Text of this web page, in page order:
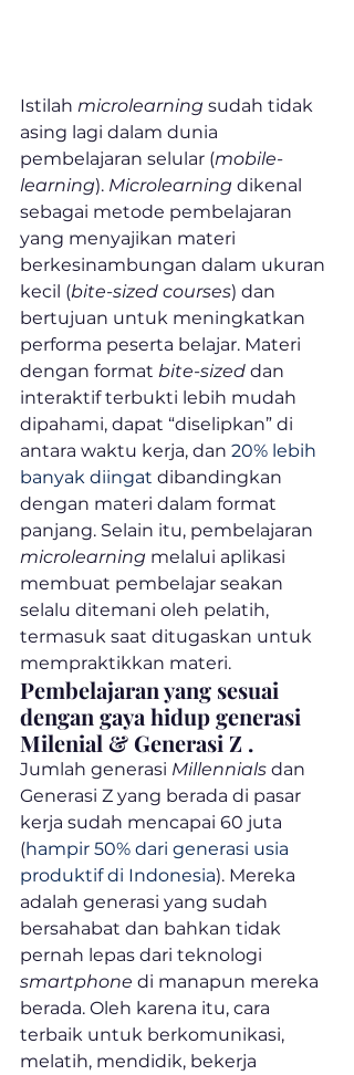
Istilah microlearning sudah tidak
asing lagi dalam dunia
pembelajaran selular (mobile-
learning). Microlearning dikenal
sebagai metode pembelajaran
yang menyajikan materi
berkesinambungan dalam ukuran
kecil (bite-sized courses) dan
bertujuan untuk meningkatkan
performa peserta belajar. Materi
dengan format bite-sized dan
interaktif terbukti lebih mudah
dipahami, dapat “diselipkan” di
antara waktu kerja, dan 20% lebih
banyak diingat dibandingkan
dengan materi dalam format
panjang. Selain itu, pembelajaran
microlearning melalui aplikasi
membuat pembelajar seakan
selalu ditemani oleh pelatih,
termasuk saat ditugaskan untuk
mempraktikkan materi.
Pembelajaran yang sesuai
dengan gaya hidup generasi
Milenial & Generasi Z .
Jumlah generasi Millennials dan
Generasi Z yang berada di pasar
kerja sudah mencapai 60 juta
(hampir 50% dari generasi usia
produktif di Indonesia). Mereka
adalah generasi yang sudah
bersahabat dan bahkan tidak
pernah lepas dari teknologi
smartphone di manapun mereka
berada. Oleh karena itu, cara
terbaik untuk berkomunikasi,
melatih, mendidik, bekerja